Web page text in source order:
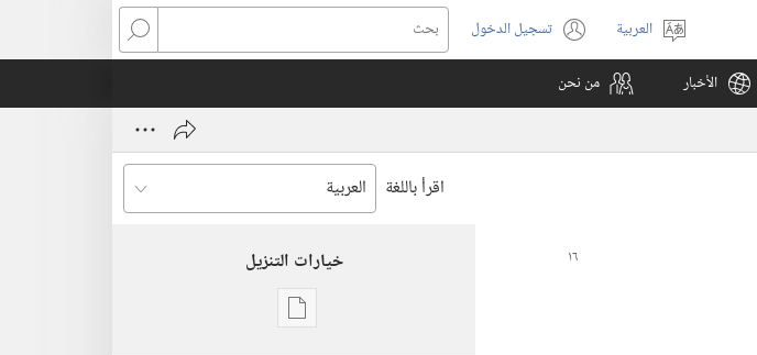
اختر
اللغة
العربية تسجيل الدخول
(يفتح
نافذة
بحث
الأخبار من نحن
اقرأ باللغة
خيارات التنزيل
خيارات